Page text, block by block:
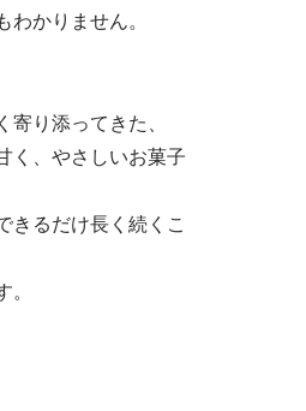
わかりません。
寄り添ってきた、
く、やさしいお菓子
きるだけ長く続くこ
。